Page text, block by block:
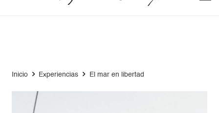
Inicio Experiencias El mar en libertad